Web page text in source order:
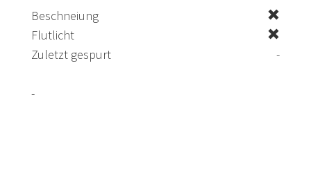
Beschneiung
Flutlicht
Zuletzt gespurt
-
-